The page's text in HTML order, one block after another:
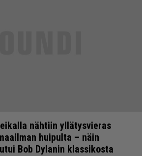
nähtiin yllätysvieras
huipulta – näin
Bob Dylanin klassikosta